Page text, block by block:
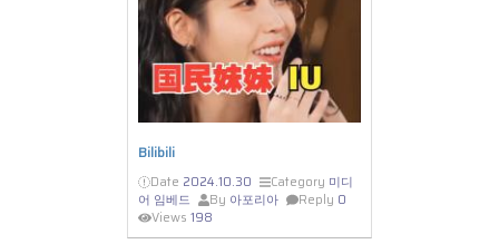
Bilibili
Date 2024.10.30 Category 미디
어 임베드
By 아포리아 Reply 0
Views 198